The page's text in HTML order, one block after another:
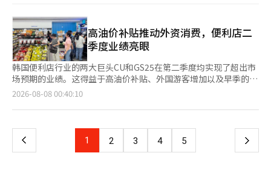
的AI基本法及政府的AI政策讨论也主要集中在产业培育和基础设施
投资上，实际上缺乏对AI对国内劳动市场影响的持续追踪机制。 在
美国，民间薪资数据实时观察到20岁出头的招聘壁垒，但在韩国，
即使出现同样现象也缺乏确认手段，这一问题引发了广泛关注。※
本报道经人工智能（AI）系统翻译与编辑。
目的是侮辱或诽谤特定大股东，这些资料可能构成名誉侵害。”
当天，金前代表全面否认与新东国会长等特定势力的关联。他表
示：“我不是为新会长工作”，并称“（法人卡使用情况）是关心
韩美的前后员工自发提供的资料”。 ◆ 韩美业绩创历史新高，但
治理结构依然不稳 近年来，韩美集团的经营业绩持续改善。韩美
科学去年销售额超过1.35万亿韩元。今年上半年销售额为7216亿
韩元，营业利润为927亿韩元。韩美制药去年销售额为1.5475万亿
然而，持续三年的经营权争夺、法人卡疑云、保全措施及大规模诉
讼等问题交织在一起，业界对业绩改善能否抵消治理结构的不安表
示担忧。市场普遍认为，10月的违约金诉讼初审判决将成为集团经
电动车市场份额由去年同期的63.9%下降至57.5%，市场竞争进一
步加剧。业内人士认为，中国车企依托动力电池、原材料、零部件
及整车制造一体化产业链，以及规模化生产带来的成本优势，在保
持价格竞争力的同时，不断提升智能化配置、续航能力和产品品
质，竞争优势正由单纯的价格优势逐步转向技术、产品力和品牌综
合竞争力。 值得关注的是，韩国政府日前公布的新一轮税制改革
方案，将半导体、二次电池、人工智能（AI）等战略产业纳入国内
生产税收优惠范围，但电动车并未被纳入支持对象。韩国汽车行业
认为，在中国品牌持续扩大市场份额、市场竞争不断加剧的背景
韩国整车企业及供应链的国际竞争力，并加快构建能够应对全球新
能源汽车竞争的新产业生态。
规模合并方式，因此合并后东亚索西控股公司的股东结构和持股比
例不会发生变化。 此次合并的目的是为了让控股公司直接获得集
团的稳定现金流。东亚制药在2013年转型为控股公司体制时被分
离，此次重新纳入将产生的收益将用于投资。借此机会，东亚索西
控股公司计划转型为业务控股公司，兼顾直接业务、新投资、新增
长动力的获取以及对子公司的管理。 东亚制药是集团的核心收益
来源。去年，其销售额为7263亿韩元，占东亚索西控股公司合并
销售额的50.8%。今年第二季度，东亚制药的销售额为2282亿韩
元，营业利润为302亿韩元，分别较去年同期增长25.7%和
名称将从“东亚索西控股公司”更改为“东亚制药”。公司还计划
扩大在消费健康、新药开发和生物等现有业务的投资。 韩美科学
高油价补贴推动外资消费，便利店二
季度业绩亮眼
韩国便利店行业的两大巨头CU和GS25在第二季度均实现了超出市
场预期的业绩。这得益于高油价补贴、外国游客增加以及早季的夏
季商品销售。分析认为，放弃盲目扩张，专注于提升现有门店的销
布的公告中表示，2023年第二季度的营业利润为1094亿韩元，同
为646亿韩元，增长354.5%。营业利润超出F&N Guide的市场预期
2026-08-08 00:40:10
上
页
1 2 3 4 5 下